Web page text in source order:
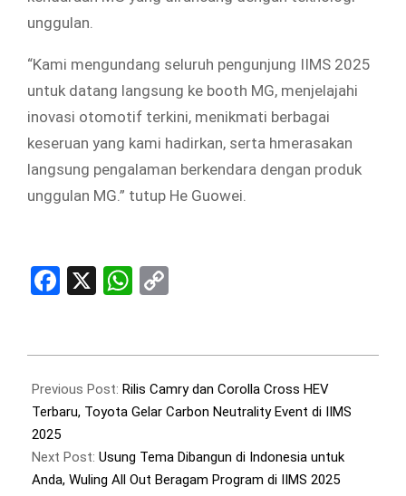
unggulan.
“Kami mengundang seluruh pengunjung IIMS 2025
untuk datang langsung ke booth MG, menjelajahi
inovasi otomotif terkini, menikmati berbagai
keseruan yang kami hadirkan, serta hmerasakan
langsung pengalaman berkendara dengan produk
unggulan MG.” tutup He Guowei.
Facebook
X WhatsApp
02-
15
Previous Post: Rilis Camry dan Corolla Cross HEV
Terbaru, Toyota Gelar Carbon Neutrality Event di IIMS
2025
Next Post: Usung Tema Dibangun di Indonesia untuk
Anda, Wuling All Out Beragam Program di IIMS 2025